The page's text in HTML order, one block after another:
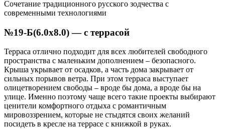
Сочетание традиционного русского зодчества с
современными технологиями
№19-Б(6.0х8.0) — с террасой
Терраса отлично подходит для всех любителей свободного
пространства с маленьким дополнением – безопасного.
Крыша укрывает от осадков, а часть дома закрывает от
сильных порывов ветра. При этом терраса выступает
олицетворением свободы – вроде бы дома, а вроде бы на
улице. Именно поэтому чаще всего такие проекты выбирают
ценители комфортного отдыха с романтичным
мировоззрением, которые не стыдятся своих желаний
посидеть в кресле на террасе с книжкой в руках.